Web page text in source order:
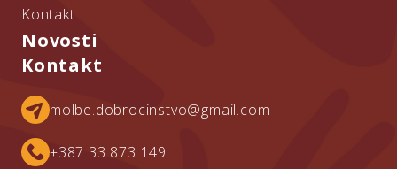
Kontakt
Novosti
Kontakt
molbe.dobrocinstvo@gmail.com
+387 33 873 149